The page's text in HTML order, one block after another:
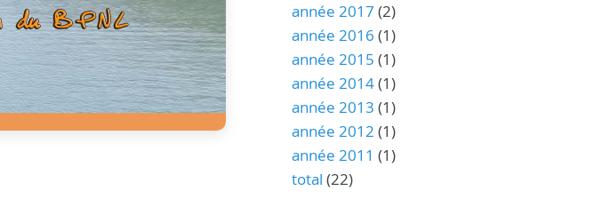
année 2017 (2)
année 2016 (1)
année 2015 (1)
année 2014(1)
année 2013 (1)
année 2012 (1)
année 2011 (1)
total (22)